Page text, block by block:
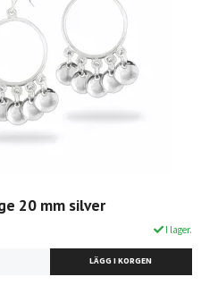
20 mm silver
I lager.